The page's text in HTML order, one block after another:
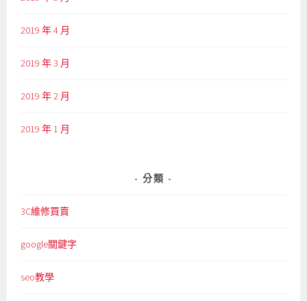
2019 年 4 月
2019 年 3 月
2019 年 2 月
2019 年 1 月
分類
3C維修買賣
google關鍵字
seo教學